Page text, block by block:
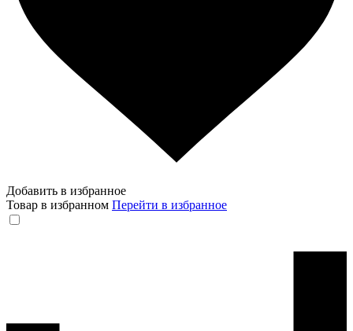
Добавить в избранное
Товар в избранном Перейти в избранное